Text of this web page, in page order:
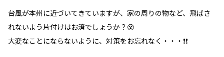
台風が本州に近づいてきていますが、家の周りの物など、飛ばさ
れないよう片付けはお済でしょうか？😵
大変なことにならないように、対策をお忘れなく・・・❗❗